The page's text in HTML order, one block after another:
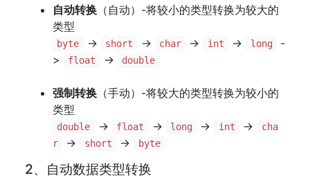
自动转换 （自动）-将较小的类型转换为较大的
类型
byte -> short -> char -> int -> long
-
>
float -> double
强制转换 （手动）-将较大的类型转换为较小的
类型
double -> float -> long -> int ->
cha
r
-> short -> byte
2、自动数据类型转换